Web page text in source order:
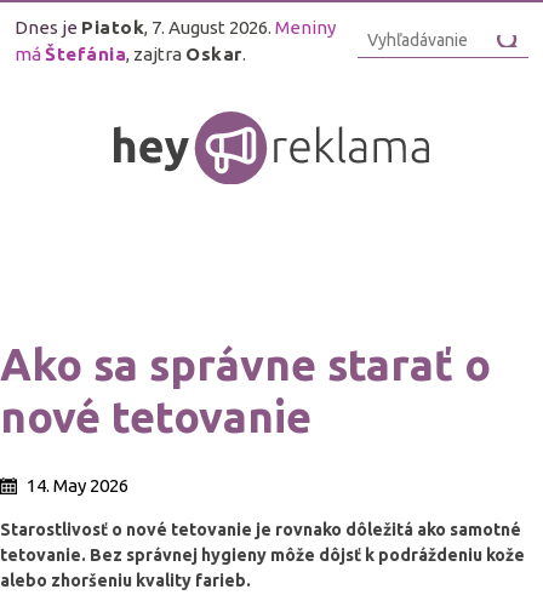
Dnes je Piatok, 7. August 2026. Meniny
máŠtefánia, zajtra Oskar.
Ako sa správne starať o
nové tetovanie
14. May 2026
Starostlivosť o nové tetovanie je rovnako dôležitá ako samotné
tetovanie. Bez správnej hygieny môže dôjsť k podráždeniu kože
alebo zhoršeniu kvality farieb.